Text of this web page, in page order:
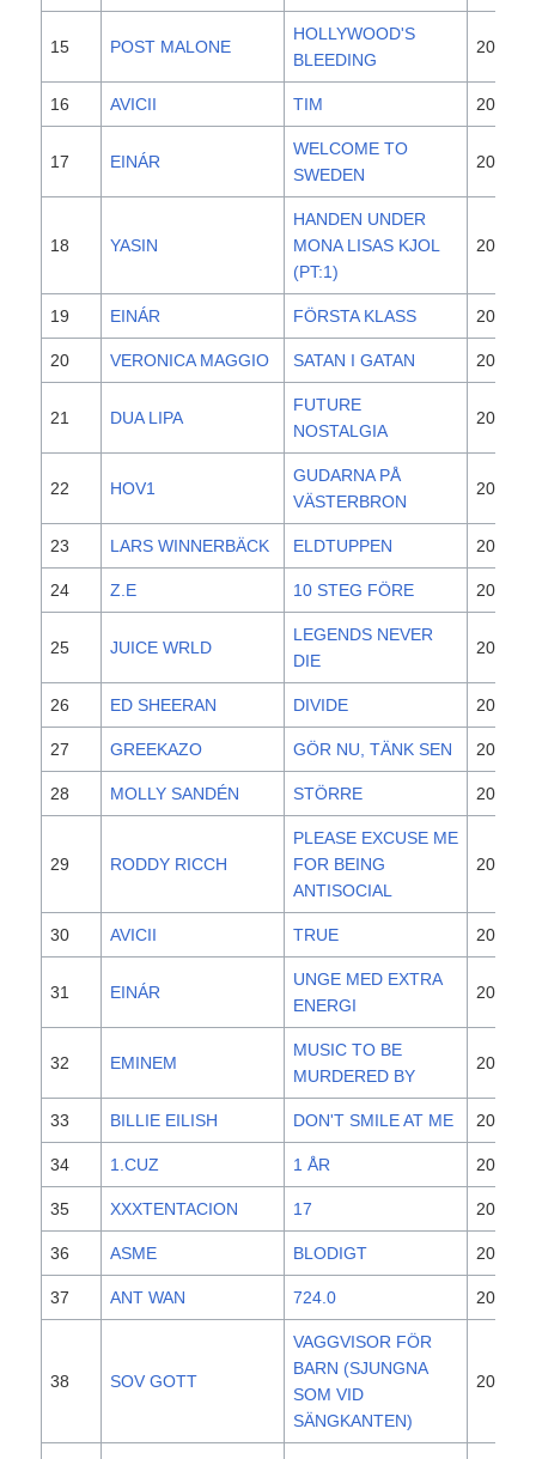
15 POST MALONE
HOLLYWOOD'S
BLEEDING
2019
16 AVICII TIM 2019
17 EINÁR
WELCOME TO
SWEDEN
2020
18 YASIN
HANDEN UNDER
MONA LISAS KJOL
(PT:1)
2020
19 EINÁR FÖRSTA KLASS 2019
20 VERONICA MAGGIO SATAN I GATAN 2011
21 DUA LIPA
FUTURE
NOSTALGIA
2020
22 HOV1
GUDARNA PÅ
VÄSTERBRON
2018
23 LARS WINNERBÄCK ELDTUPPEN 2019
24 Z.E 10 STEG FÖRE 2020
25 JUICE WRLD
LEGENDS NEVER
DIE
2020
26 ED SHEERAN DIVIDE 2017
27 GREEKAZO GÖR NU, TÄNK SEN 2020
28 MOLLY SANDÉN STÖRRE 2018
29 RODDY RICCH
PLEASE EXCUSE ME
FOR BEING
ANTISOCIAL
2019
30 AVICII TRUE 2013
31 EINÁR
UNGE MED EXTRA
ENERGI
2020
32 EMINEM
MUSIC TO BE
MURDERED BY
2020
33 BILLIE EILISH DON'T SMILE AT ME 2017
34 1.CUZ 1 ÅR 2020
35 XXXTENTACION 17 2017
36 ASME BLODIGT 2020
37 ANT WAN 724.0 2020
38 SOV GOTT
VAGGVISOR FÖR
BARN (SJUNGNA
SOM VID
SÄNGKANTEN)
2019